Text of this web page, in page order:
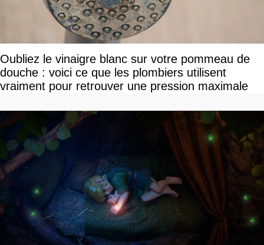
Oubliez le vinaigre blanc sur votre pommeau de
douche : voici ce que les plombiers utilisent
vraiment pour retrouver une pression maximale